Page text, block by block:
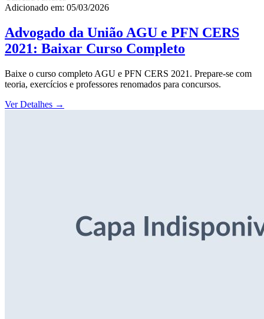
Adicionado em: 05/03/2026
Advogado da União AGU e PFN CERS
2021: Baixar Curso Completo
Baixe o curso completo AGU e PFN CERS 2021. Prepare-se com
teoria, exercícios e professores renomados para concursos.
Ver Detalhes →